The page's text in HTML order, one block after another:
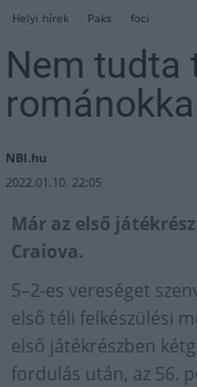
Helyi hírek Paks foci
Nem tudta
NBI.hu
2022.01.10. 22:05
Már az első
Craiova.
5–2-es vereséget
első téli felkészülési
első játékrészben
fordulás után, az 56.